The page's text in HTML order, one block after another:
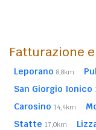
Fatturazione
Leporano 8,8km
San Giorgio Ionico
Carosino 14,4km
Statte 17,0km